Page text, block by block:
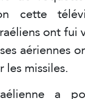
cette
ont fui
aériennes
missiles.
a